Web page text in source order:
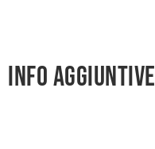
Info aggiuntive